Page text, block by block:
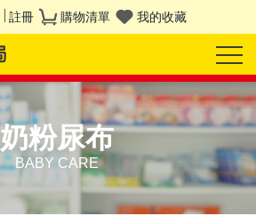
註冊 購物清單 我的收藏
奶粉尿布
BABY CARE